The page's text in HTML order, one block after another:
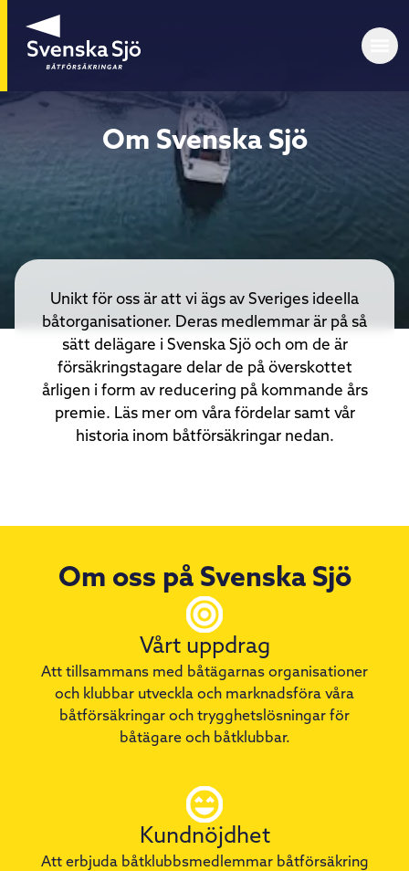
Om Svenska Sjö
Unikt för oss är att vi ägs av Sveriges ideella
båtorganisationer. Deras medlemmar är på så
sätt delägare i Svenska Sjö och om de är
försäkringstagare delar de på överskottet
årligen i form av reducering på kommande års
premie. ​Läs mer om våra fördelar samt vår
historia inom båtförsäkringar nedan.
Om oss på Svenska Sjö
Vårt uppdrag
Att tillsammans med båtägarnas organisationer
och klubbar utveckla och marknadsföra våra
båtförsäkringar och trygghetslösningar för
båtägare och båtklubbar.
Kundnöjdhet
Att erbjuda båtklubbsmedlemmar båtförsäkring